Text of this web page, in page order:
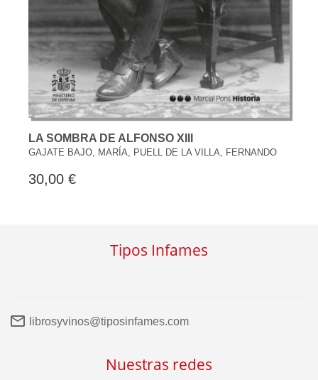
LA SOMBRA DE ALFONSO XIII
GAJATE BAJO, MARÍA, PUELL DE LA VILLA, FERNANDO
30,00 €
Tipos Infames
librosyvinos@tiposinfames.com
Nuestras redes